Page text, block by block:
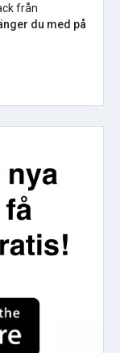
från
du med på